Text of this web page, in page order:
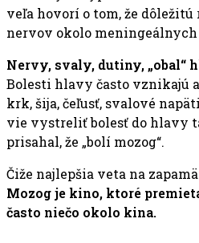
veľa hovorí o tom, že
nervov okolo
Nervy, svaly, dutiny, „obal“
Bolesti hlavy často vznikajú
krk, šija, čeľusť, svalové
vie vystreliť bolesť do hlavy
prisahal, že „bolí mozog“.
Čiže najlepšia veta na
Mozog je kino, ktoré
často niečo okolo kina.